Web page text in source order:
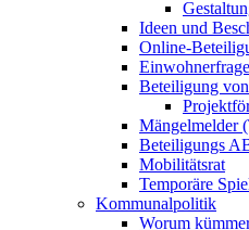
Ideen und
Online-
Beteiligung
Mängelmelder
Beteiligungs
Mobilitätsrat
Temporäre
Kommunalpolitik
Worum